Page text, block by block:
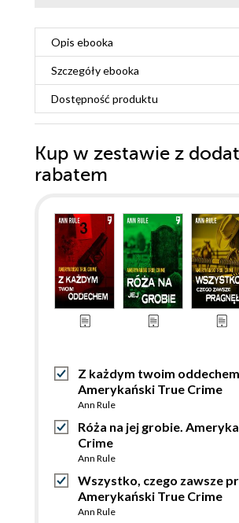
Opis ebooka
Szczegółyebooka
Dostępność produktu
Kup w zestawie z
rabatem
Z każdym twoim
Amerykański True Crime
Ann Rule
Róża na jej grobie.
Crime
Ann Rule
Wszystko, czego zawsze
Amerykański True Crime
Ann Rule